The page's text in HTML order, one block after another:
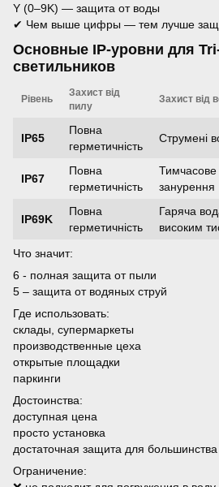
Y (0–9K) — защита от воды
✔ Чем выше цифры — тем лучше
Основные IP-уровни для
светильников
Рівень
Захист від
пилу
Захист від
IP65
Повна
герметичність
Струмені
IP67
Повна
герметичність
Тимчасове
занурення
IP69K
Повна
герметичність
Гаряча
високим
Что значит:
6 - полная защита от пыли
5 – защита от водяных струй
Где использовать:
склады, супермаркеты
производственные цеха
открытые площадки
паркинги
Достоинства:
доступная цена
просто установка
достаточная защита для большинства
Ограничение: